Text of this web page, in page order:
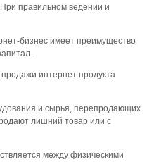
правильном ведении и
бизнес имеет преимущество
интернет продукта
и сырья, перепродающих
лишний товар или с
между физическими